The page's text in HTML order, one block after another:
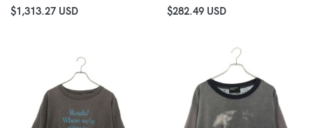
$1,313.27 USD
$282.49 USD